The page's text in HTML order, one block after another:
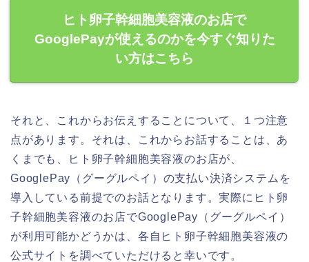
ヒト卵子幹細胞美容液のお店で
GooglePayが使えるのかを今すぐ知りた
い方はこちら
それと、これからお伝えすることについて、１つ注意
点があります。それは、これからお話することは、あ
くまでも、ヒト卵子幹細胞美容液のお店が、
GooglePay（グーグルペイ）の支払い決済システムを
導入している前提でのお話となります。実際にヒト卵
子幹細胞美容液のお店でGooglePay（グーグルペイ）
が利用可能かどうかは、各自ヒト卵子幹細胞美容液の
公式サイトを調べていただけると幸いです。